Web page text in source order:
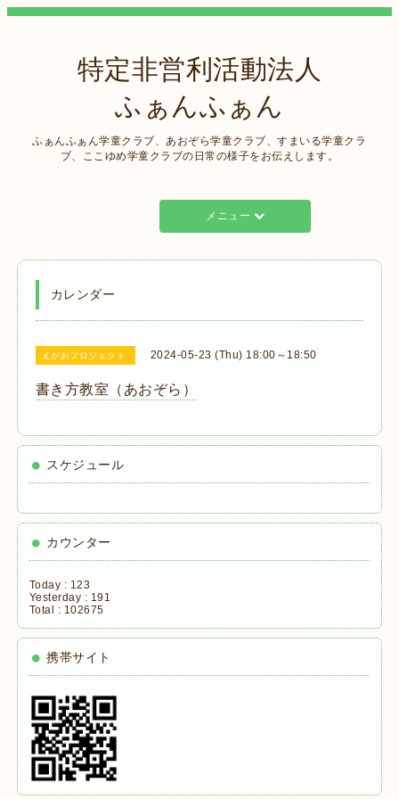
特定非営利活動法人
ふぁんふぁん
ふぁんふぁん学童クラブ、あおぞら学童クラブ、すまいる学童クラ
ブ、ここゆめ学童クラブの日常の様子をお伝えします。
メニュー
カレンダー
えがおプロジェクト 2024-05-23 (Thu) 18:00～18:50
書き方教室（あおぞら）
スケジュール
カウンター
Today : 123
Yesterday : 191
Total : 102675
携帯サイト